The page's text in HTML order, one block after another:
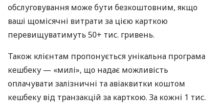
обслуговування може бути безкоштовним, якщо
ваші щомісячні витрати за цією карткою
перевищуватимуть 50+ тис. гривень.
Також клієнтам пропонується унікальна програма
кешбеку — «милі», що надає можливість
оплачувати залізничні та авіаквитки коштом
кешбеку від транзакцій за карткою. За кожні 1 тис.